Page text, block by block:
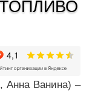
Анна Ванина) –